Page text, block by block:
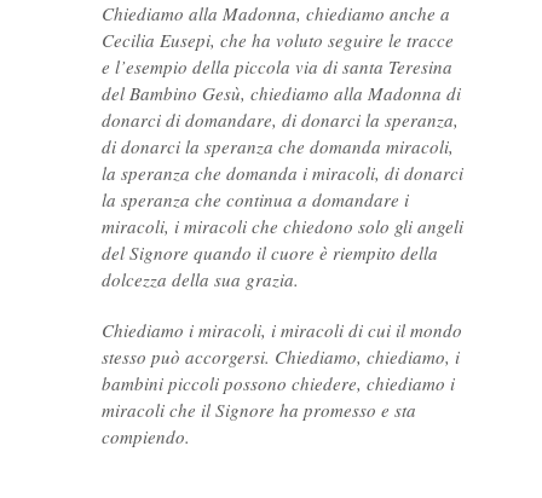
Chiediamo alla Madonna, chiediamo anche a
Cecilia Eusepi, che ha voluto seguire le tracce
e l’esempio della piccola via di santa Teresina
del Bambino Gesù, chiediamo alla Madonna di
donarci di domandare, di donarci la speranza,
di donarci la speranza che domanda miracoli,
la speranza che domanda i miracoli, di donarci
la speranza che continua a domandare i
miracoli, i miracoli che chiedono solo gli angeli
del Signore quando il cuore è riempito della
dolcezza della sua grazia.
Chiediamo i miracoli, i miracoli di cui il mondo
stesso può accorgersi. Chiediamo, chiediamo, i
bambini piccoli possono chiedere, chiediamo i
miracoli che il Signore ha promesso e sta
compiendo.